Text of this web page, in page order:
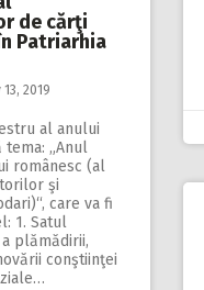
de cărţi
Patriarhia
2019
al anului
tema: „Anul
românesc (al
şi
care va fi
1. Satul
plămădirii,
conştiinţei